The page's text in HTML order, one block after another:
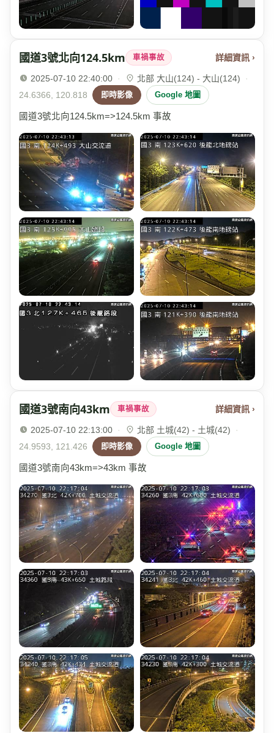
國道3號北向124.5km 車禍事故 詳細資訊 ›
2025-07-10 22:40:00 · 北部 大山(124) - 大山(124)
·
24.6366, 120.818
即時影像 Google 地圖
國道3號北向124.5km=>124.5km 事故
國道3號南向43km 車禍事故 詳細資訊 ›
2025-07-10 22:13:00 · 北部 土城(42) - 土城(42)
·
24.9593, 121.426
即時影像 Google 地圖
國道3號南向43km=>43km 事故